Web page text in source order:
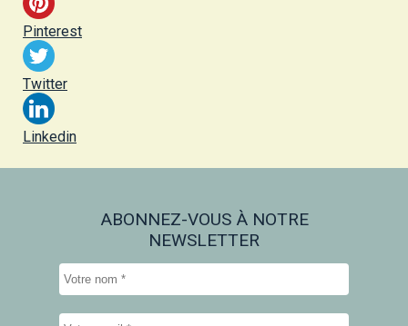
Pinterest
Twitter
Linkedin
ABONNEZ-VOUS À NOTRE
NEWSLETTER